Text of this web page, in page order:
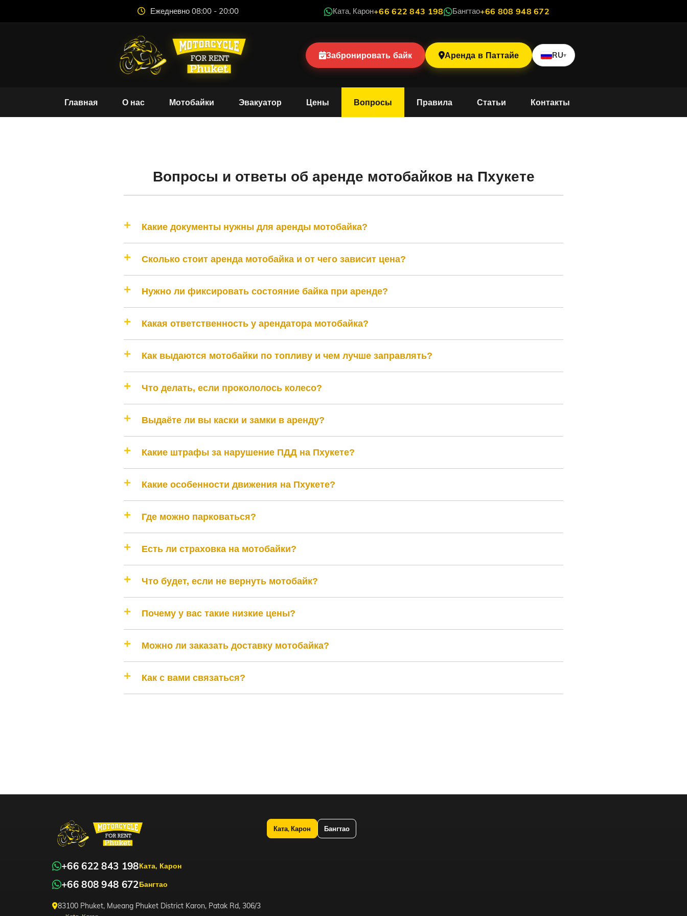
Ежедневно 08:00 - 20:00 Ката, Карон+66 622 843 198 Бангтао+66 808 948 672
Забронировать байк Аренда в Паттайе RU▾
Главная О нас Мотобайки Эвакуатор Цены Вопросы Правила Статьи Контакты
Вопросы и ответы об аренде мотобайков на Пхукете
Какие документы нужны для аренды мотобайка?
Сколько стоит аренда мотобайка и от чего зависит цена?
Нужно ли фиксировать состояние байка при аренде?
Какая ответственность у арендатора мотобайка?
Как выдаются мотобайки по топливу и чем лучше заправлять?
Что делать, если прокололось колесо?
Выдаёте ли вы каски и замки в аренду?
Какие штрафы за нарушение ПДД на Пхукете?
Какие особенности движения на Пхукете?
Где можно парковаться?
Есть ли страховка на мотобайки?
Что будет, если не вернуть мотобайк?
Почему у вас такие низкие цены?
Можно ли заказать доставку мотобайка?
Как с вами связаться?
+66 622 843 198Ката, Карон
+66 808 948 672Бангтао
83100 Phuket, Mueang Phuket District Karon, Patak Rd, 306/3
Ката, Карон Бангтао